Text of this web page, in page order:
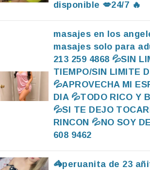
disponible 💋24/7 🔥
masajes en los
masajes solo para
213 259 4868 💦SIN
TIEMPO/SIN LIMITE
💦APROVECHA MI
DIA 💦TODO RICO Y
💦SI TE DEJO
RINCON 💦NO SOY
608 9462
🦓peruanita de 23